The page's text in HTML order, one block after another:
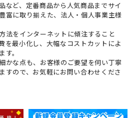
など、定番商品から人気商品までサイ
富に取り揃えた、法人・個人事業主様
法をインターネットに傾注すること
を最小化し、大幅なコストカットによ
。
かな点も、お客様のご要望を伺い丁寧
すので、お気軽にお問い合わせくださ